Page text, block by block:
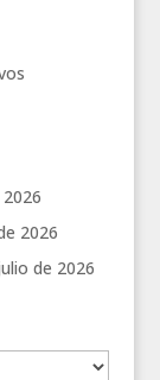
2026
de 2026